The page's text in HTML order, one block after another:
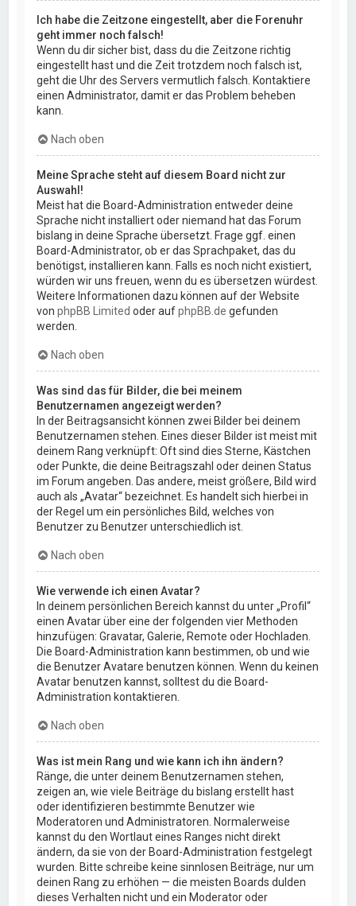
Ich habe die Zeitzone eingestellt, aber die Forenuhr
geht immer noch falsch!
Wenn du dir sicher bist, dass du die Zeitzone richtig
eingestellt hast und die Zeit trotzdem noch falsch ist,
geht die Uhr des Servers vermutlich falsch. Kontaktiere
einen Administrator, damit er das Problem beheben
kann.
Nach oben
Meine Sprache steht auf diesem Board nicht zur
Auswahl!
Meist hat die Board-Administration entweder deine
Sprache nicht installiert oder niemand hat das Forum
bislang in deine Sprache übersetzt. Frage ggf. einen
Board-Administrator, ob er das Sprachpaket, das du
benötigst, installieren kann. Falls es noch nicht existiert,
würden wir uns freuen, wenn du es übersetzen würdest.
Weitere Informationen dazu können auf der Website
vonphpBB Limited oder aufphpBB.de gefunden
werden.
Nach oben
Was sind das für Bilder, die bei meinem
Benutzernamen angezeigt werden?
In der Beitragsansicht können zwei Bilder bei deinem
Benutzernamen stehen. Eines dieser Bilder ist meist mit
deinem Rang verknüpft: Oft sind dies Sterne, Kästchen
oder Punkte, die deine Beitragszahl oder deinen Status
im Forum angeben. Das andere, meist größere, Bild wird
auch als „Avatar“ bezeichnet. Es handelt sich hierbei in
der Regel um ein persönliches Bild, welches von
Benutzer zu Benutzer unterschiedlich ist.
Nach oben
Wie verwende ich einen Avatar?
In deinem persönlichen Bereich kannst du unter „Profil“
einen Avatar über eine der folgenden vier Methoden
hinzufügen: Gravatar, Galerie, Remote oder Hochladen.
Die Board-Administration kann bestimmen, ob und wie
die Benutzer Avatare benutzen können. Wenn du keinen
Avatar benutzen kannst, solltest du die Board-
Administration kontaktieren.
Nach oben
Was ist mein Rang und wie kann ich ihn ändern?
Ränge, die unter deinem Benutzernamen stehen,
zeigen an, wie viele Beiträge du bislang erstellt hast
oder identifizieren bestimmte Benutzer wie
Moderatoren und Administratoren. Normalerweise
kannst du den Wortlaut eines Ranges nicht direkt
ändern, da sie von der Board-Administration festgelegt
wurden. Bitte schreibe keine sinnlosen Beiträge, nur um
deinen Rang zu erhöhen — die meisten Boards dulden
dieses Verhalten nicht und ein Moderator oder